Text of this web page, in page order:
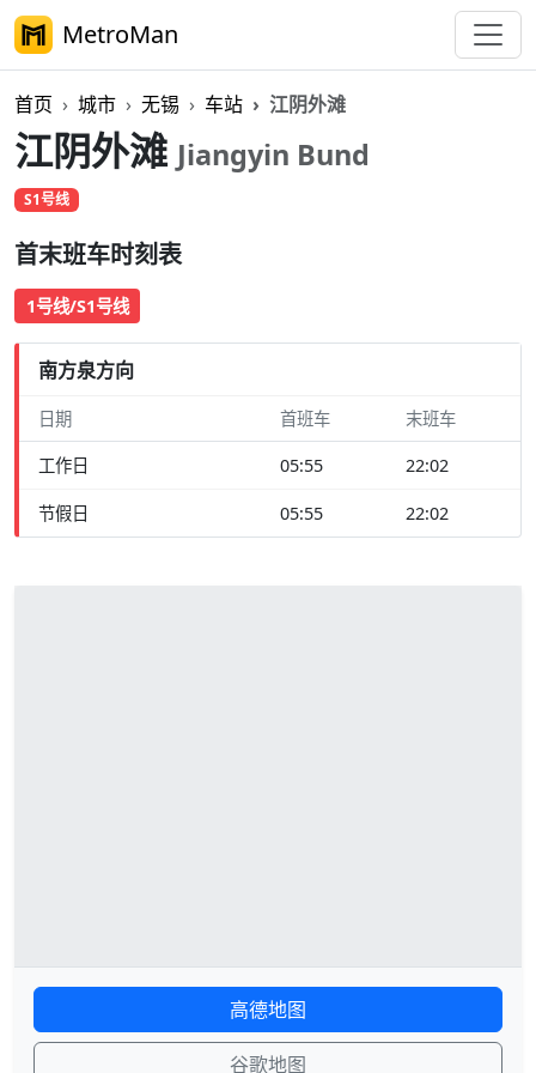
MetroMan
首页 城市 无锡 车站 江阴外滩
江阴外滩 Jiangyin Bund
S1号线
首末班车时刻表
1号线/S1号线
南方泉方向
日期 首班车 末班车
工作日 05:55 22:02
节假日 05:55 22:02
高德地图
谷歌地图